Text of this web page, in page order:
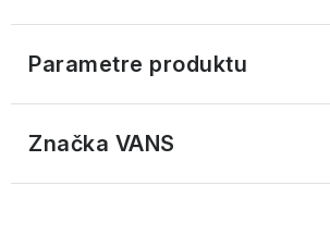
Parametre produktu
Značka VANS